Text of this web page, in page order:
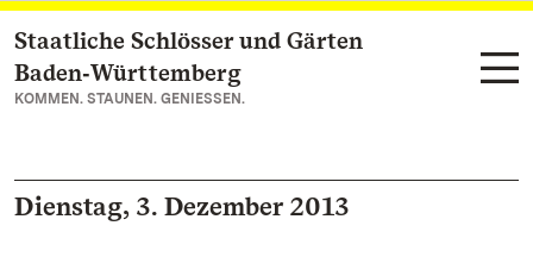
Zum Hauptinhalt springen
Staatliche Schlösser und Gärten
Baden‑Württemberg
KOMMEN. STAUNEN. GENIESSEN.
Dienstag, 3. Dezember 2013